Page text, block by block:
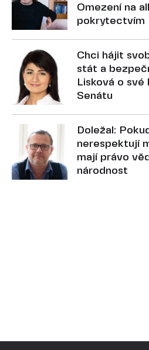
Omezení na
pokrytectvím
Chci hájit
stát a
Lisková o
Senátu
Doležal:
nerespektují
mají právo
národnost